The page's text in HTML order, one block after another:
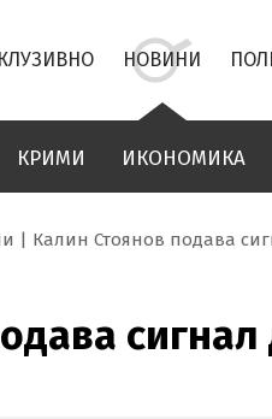
НОВИНИ
КРИМИ ИКОНОМИКА
Калин Стоянов подава